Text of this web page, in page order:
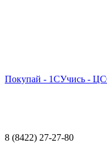
Покупай - 1СУчись -
8 (8422) 27-27-80